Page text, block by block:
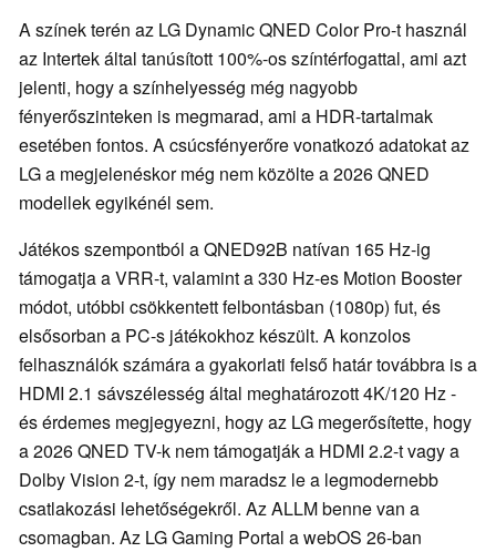
A színek terén az LG Dynamic QNED Color Pro-t használ
az Intertek által tanúsított 100%-os színtérfogattal, ami azt
jelenti, hogy a színhelyesség még nagyobb
fényerőszinteken is megmarad, ami a HDR-tartalmak
esetében fontos. A csúcsfényerőre vonatkozó adatokat az
LG a megjelenéskor még nem közölte a 2026 QNED
modellek egyikénél sem.
Játékos szempontból a QNED92B natívan 165 Hz-ig
támogatja a VRR-t, valamint a 330 Hz-es Motion Booster
módot, utóbbi csökkentett felbontásban (1080p) fut, és
elsősorban a PC-s játékokhoz készült. A konzolos
felhasználók számára a gyakorlati felső határ továbbra is a
HDMI 2.1 sávszélesség által meghatározott 4K/120 Hz -
és érdemes megjegyezni, hogy az LG megerősítette, hogy
a 2026 QNED TV-k nem támogatják a HDMI 2.2-t vagy a
Dolby Vision 2-t, így nem maradsz le a legmodernebb
csatlakozási lehetőségekről. Az ALLM benne van a
csomagban. Az LG Gaming Portal a webOS 26-ban